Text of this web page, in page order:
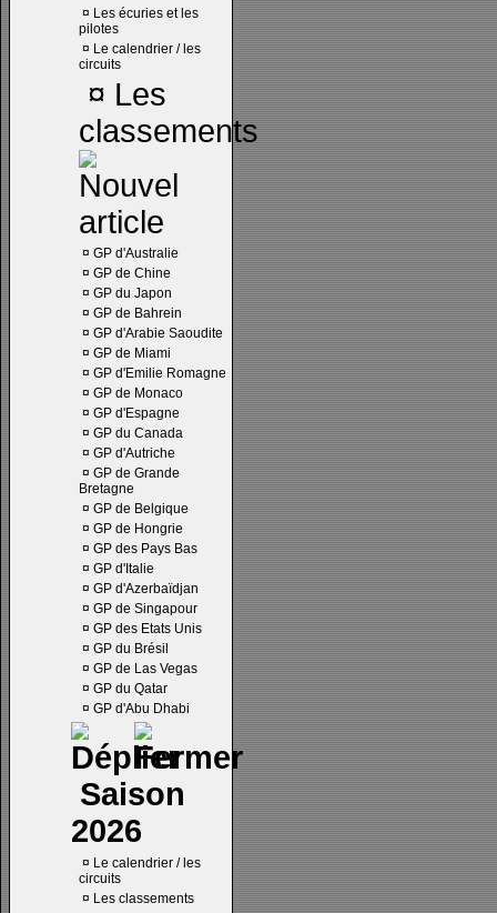
¤ Les écuries et les
pilotes
¤ Le calendrier / les
circuits
¤ Les
classements
¤ GP d'Australie
¤ GP de Chine
¤ GP du Japon
¤ GP de Bahrein
¤ GP d'Arabie Saoudite
¤ GP de Miami
¤ GP d'Emilie Romagne
¤ GP de Monaco
¤ GP d'Espagne
¤ GP du Canada
¤ GP d'Autriche
¤ GP de Grande
Bretagne
¤ GP de Belgique
¤ GP de Hongrie
¤ GP des Pays Bas
¤ GP d'Italie
¤ GP d'Azerbaïdjan
¤ GP de Singapour
¤ GP des Etats Unis
¤ GP du Brésil
¤ GP de Las Vegas
¤ GP du Qatar
¤ GP d'Abu Dhabi
Saison
2026
¤ Le calendrier / les
circuits
¤ Les classements